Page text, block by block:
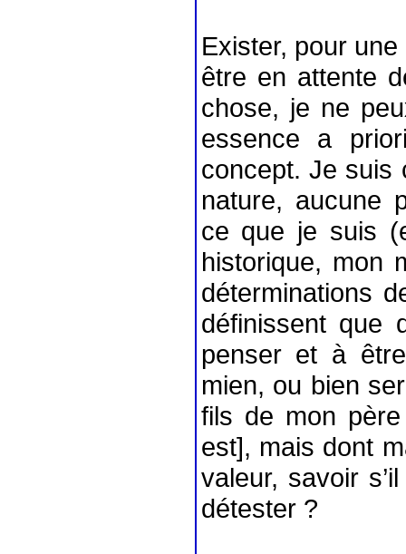
Exister, pour une
être en attente
chose, je ne
essence a
concept. Je suis
nature, aucune
ce que je suis
historique, mon
déterminations
définissent que
penser et à
mien, ou bien
fils de mon
est], mais dont
valeur, savoir
détester ?